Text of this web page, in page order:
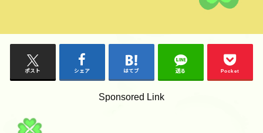
ポスト シェア はてブ 送る Pocket
Sponsored Link